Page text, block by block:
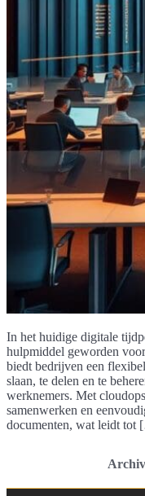
In het huidige digitale
hulpmiddel geworden
biedt bedrijven een
slaan, te delen en te
werknemers. Met
samenwerken en
documenten, wat leidt